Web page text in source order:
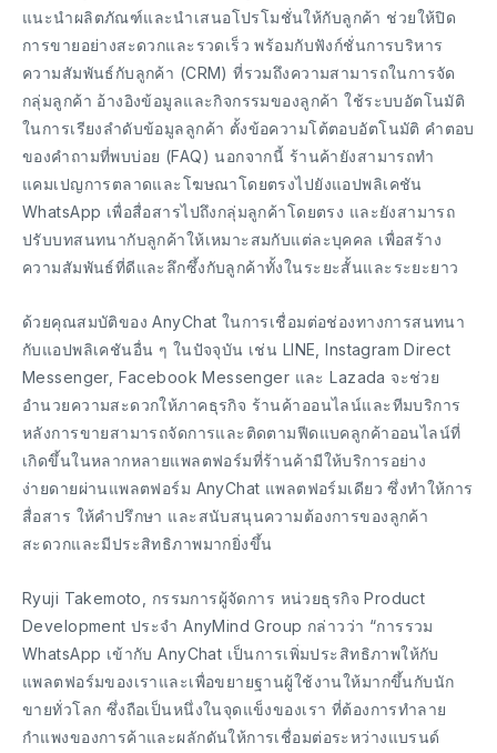
แนะนำผลิตภัณฑ์และนำเสนอโปรโมชั่นให้กับลูกค้า ช่วยให้ปิด
การขายอย่างสะดวกและรวดเร็ว พร้อมกับฟังก์ชั่นการบริหาร
ความสัมพันธ์กับลูกค้า (CRM) ที่รวมถึงความสามารถในการจัด
กลุ่มลูกค้า อ้างอิงข้อมูลและกิจกรรมของลูกค้า ใช้ระบบอัตโนมัติ
ในการเรียงลำดับข้อมูลลูกค้า ตั้งข้อความโต้ตอบอัตโนมัติ คำตอบ
ของคำถามที่พบบ่อย (FAQ) นอกจากนี้ ร้านค้ายังสามารถทำ
แคมเปญการตลาดและโฆษณาโดยตรงไปยังแอปพลิเคชัน
WhatsApp เพื่อสื่อสารไปถึงกลุ่มลูกค้าโดยตรง และยังสามารถ
ปรับบทสนทนากับลูกค้าให้เหมาะสมกับแต่ละบุคคล เพื่อสร้าง
ความสัมพันธ์ที่ดีและลึกซึ้งกับลูกค้าทั้งในระยะสั้นและระยะยาว
ด้วยคุณสมบัติของ AnyChat ในการเชื่อมต่อช่องทางการสนทนา
กับแอปพลิเคชันอื่น ๆ ในปัจจุบัน เช่น LINE, Instagram Direct
Messenger, Facebook Messenger และ Lazada จะช่วย
อำนวยความสะดวกให้ภาคธุรกิจ ร้านค้าออนไลน์และทีมบริการ
หลังการขายสามารถจัดการและติดตามฟีดแบคลูกค้าออนไลน์ที่
เกิดขึ้นในหลากหลายแพลตฟอร์มที่ร้านค้ามีให้บริการอย่าง
ง่ายดายผ่านแพลตฟอร์ม AnyChat แพลตฟอร์มเดียว ซึ่งทำให้การ
สื่อสาร ให้คำปรึกษา และสนับสนุนความต้องการของลูกค้า
สะดวกและมีประสิทธิภาพมากยิ่งขึ้น
Ryuji Takemoto, กรรมการผู้จัดการ หน่วยธุรกิจ Product
Development ประจำ AnyMind Group กล่าวว่า “การรวม
WhatsApp เข้ากับ AnyChat เป็นการเพิ่มประสิทธิภาพให้กับ
แพลตฟอร์มของเราและเพื่อขยายฐานผู้ใช้งานให้มากขึ้นกับนัก
ขายทั่วโลก ซึ่งถือเป็นหนึ่งในจุดแข็งของเรา ที่ต้องการทำลาย
กำแพงของการค้าและผลักดันให้การเชื่อมต่อระหว่างแบรนด์